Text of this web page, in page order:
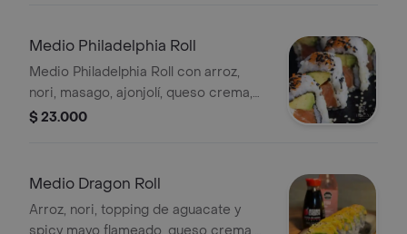
Medio Philadelphia Roll
Medio Philadelphia Roll con arroz,
nori, masago, ajonjolí, queso crema,
aguacate y salmón fresco. Incluye 5
$ 23.000
Medio Dragon Roll
Arroz, nori, topping de aguacate y